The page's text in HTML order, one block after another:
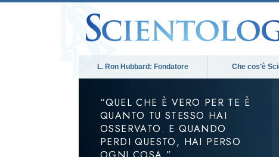
L. Ron Hubbard: Fondatore Che cos’è
“QUEL CHE È VERO PER TE È
QUANTO TU STESSO HAI
OSSERVATO. E QUANDO
PERDI QUESTO, HAI PERSO